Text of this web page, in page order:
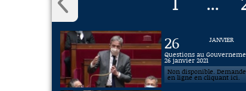
...
26 JANVIER
Questions au
26 janvier 2021
Non disponible.
en ligne en cliquant ici.